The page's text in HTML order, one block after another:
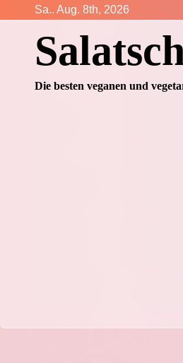
springen
Sa.. Aug. 8th, 2026
Die besten veganen und